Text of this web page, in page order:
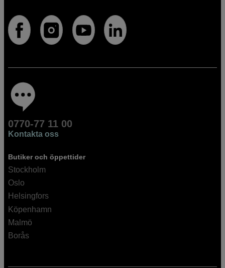
0770-77 11 00
Kontakta oss
Butiker och öppettider
Stockholm
Oslo
Helsingfors
Köpenhamn
Malmö
Borås